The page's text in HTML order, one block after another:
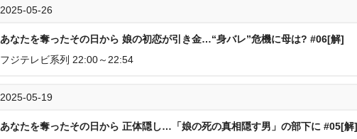
2025-05-26
あなたを奪ったその日から 娘の初恋が引き金…“身バレ”危機に母は? #06[解]
フジテレビ系列 22:00～22:54
2025-05-19
あなたを奪ったその日から 正体隠し…「娘の死の真相隠す男」の部下に #05[解]